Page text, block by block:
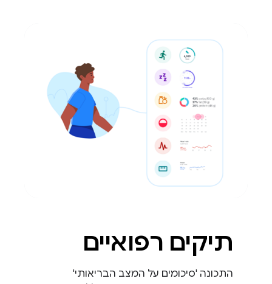
תיקים רפואיים
התכונה 'סיכומים על המצב הבריאותי'